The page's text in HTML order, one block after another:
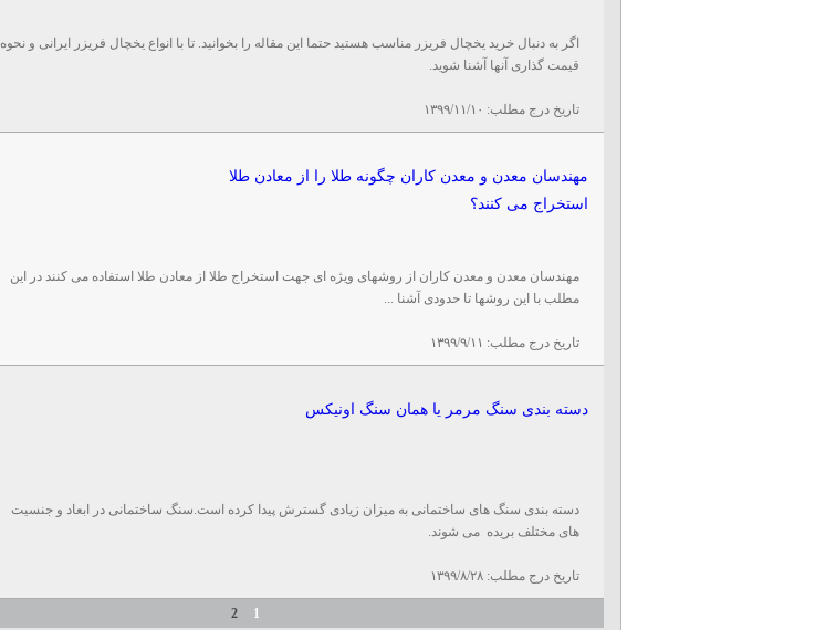
اگر به دنبال خرید یخچال فریزر مناسب هستید حتما این مقاله را بخوانید. تا با انواع یخچال فریزر ایرانی و نحوه
قیمت گذاری آنها آشنا شوید.
تاریخ درج مطلب: ۱۳۹۹/۱۱/۱۰
مهندسان معدن و معدن کاران چگونه طلا را از معادن طلا
استخراج می کنند؟
مهندسان معدن و معدن کاران از روشهای ویژه ای جهت استخراج طلا از معادن طلا استفاده می کنند در این
مطلب با این روشها تا حدودی آشنا ...
تاریخ درج مطلب: ۱۳۹۹/۹/۱۱
دسته بندی سنگ مرمر یا همان سنگ اونیکس
دسته بندی سنگ های ساختمانی به میزان زیادی گسترش پیدا کرده است.سنگ ساختمانی در ابعاد و جنسیت
های مختلف بریده می شوند.
تاریخ درج مطلب:۱۳۹۹/۸/۲۸
1
2